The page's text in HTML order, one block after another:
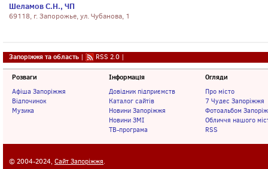
Шеламов С.Н., ЧП
69118, г. Запорожье, ул. Чубанова, 1
Запоріжжя та область | RSS 2.0 |
Розваги
Афіша Запоріжжя
Відпочинок
Музика
Інформація
Довідник підприємств
Каталог сайтів
Новини Запоріжжя
Новини ЗМІ
ТВ-програма
Огляди
Про місто
7 Чудес Запоріжжя
Фотоальбом
Обличчя нашого
RSS
© 2004-2024, Сайт Запоріжжя.